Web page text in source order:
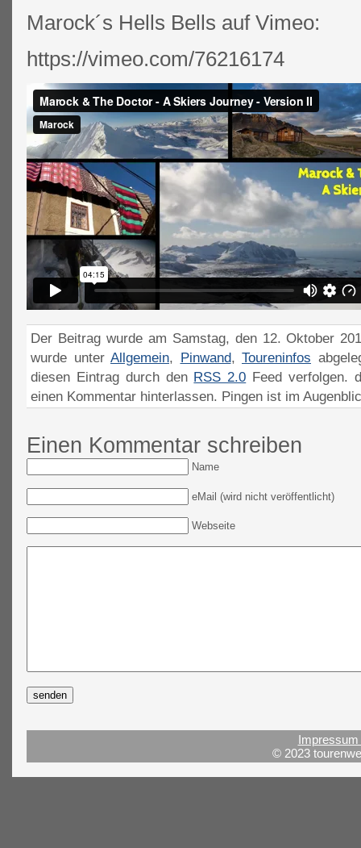
Marock´s Hells Bells auf Vimeo:
https://vimeo.com/76216174
Der Beitrag wurde am Samstag, den 12. Oktober
wurde unter Allgemein, Pinwand, Toureninfos
diesen Eintrag durch den RSS 2.0 Feed verfolgen.
einen Kommentar hinterlassen. Pingen ist im
Einen Kommentar schreiben
Name
eMail (wird nicht veröffentlicht)
Webseite
© 2023